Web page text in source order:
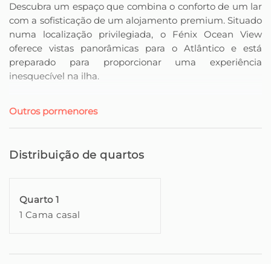
Descubra um espaço que combina o conforto de um lar
com a sofisticação de um alojamento premium. Situado
numa localização privilegiada, o Fénix Ocean View
oferece vistas panorâmicas para o Atlântico e está
preparado para proporcionar uma experiência
inesquecível na ilha.
projetados para garantir o máximo conforto. Desde a
sala de estar espaçosa e iluminada até à cozinha
se sinta verdadeiramente em casa.
conforto e elegância. Camas de alta qualidade, uma
atmosfera tranquila e detalhes cuidadosamente
O ponto alto da propriedade é a varanda, onde poderá
Outros pormenores
Distribuição de quartos
Quarto 1
1 Cama casal